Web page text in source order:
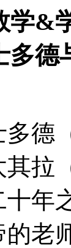
学&
多德
德
拉
年
的老